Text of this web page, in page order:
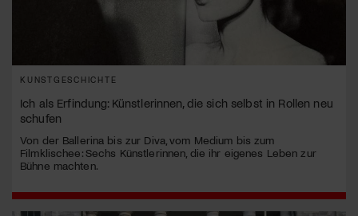
KUNSTGESCHICHTE
Ich als Erfindung: Künstlerinnen, die sich selbst in Rollen neu
schufen
Von der Ballerina bis zur Diva, vom Medium bis zum
Filmklischee: Sechs Künstlerinnen, die ihr eigenes Leben zur
Bühne machten.